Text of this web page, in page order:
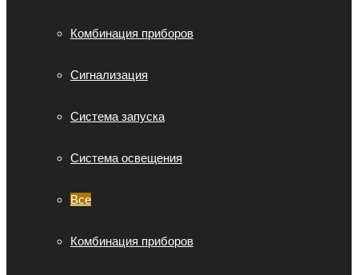
Комбинация приборов
Сигнализация
Система запуска
Система освещения
Все
Комбинация приборов